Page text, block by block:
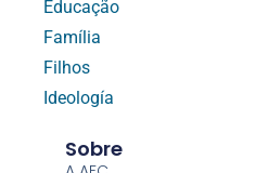
Educação
Família
Filhos
Ideología
Sobre